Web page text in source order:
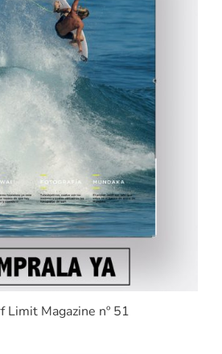
Limit Magazine nº 51